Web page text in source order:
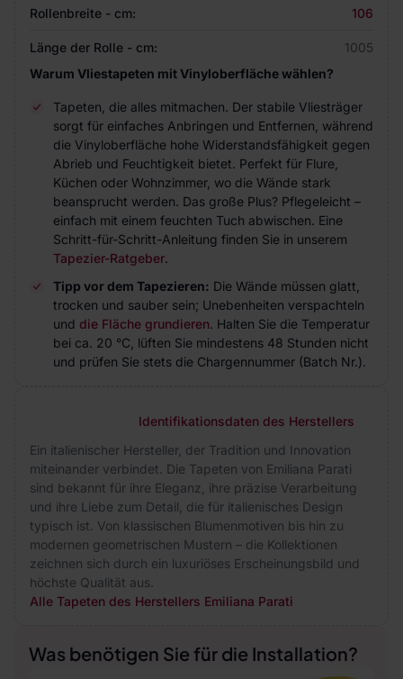
Rollenbreite - cm: 106
Länge der Rolle - cm:
1005
Warum Vliestapeten mit Vinyloberfläche wählen?
Tapeten, die alles mitmachen. Der stabile Vliesträger
sorgt für einfaches Anbringen und Entfernen, während
die Vinyloberfläche hohe Widerstandsfähigkeit gegen
Abrieb und Feuchtigkeit bietet. Perfekt für Flure,
Küchen oder Wohnzimmer, wo die Wände stark
beansprucht werden. Das große Plus? Pflegeleicht –
einfach mit einem feuchten Tuch abwischen. Eine
Schritt-für-Schritt-Anleitung finden Sie in unserem
Tapezier-Ratgeber.
Tipp vor dem Tapezieren: Die Wände müssen glatt,
trocken und sauber sein; Unebenheiten verspachteln
und die Fläche grundieren. Halten Sie die Temperatur
bei ca. 20 °C, lüften Sie mindestens 48 Stunden nicht
und prüfen Sie stets die Chargennummer (Batch Nr.).
Identifikationsdaten des Herstellers
Ein italienischer Hersteller, der Tradition und Innovation
miteinander verbindet. Die Tapeten von Emiliana Parati
sind bekannt für ihre Eleganz, ihre präzise Verarbeitung
und ihre Liebe zum Detail, die für italienisches Design
typisch ist. Von klassischen Blumenmotiven bis hin zu
modernen geometrischen Mustern – die Kollektionen
zeichnen sich durch ein luxuriöses Erscheinungsbild und
höchste Qualität aus.
Alle Tapeten des Herstellers Emiliana Parati
Was benötigen Sie für die Installation?